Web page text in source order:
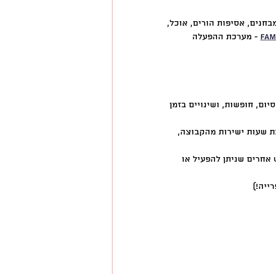
אסיפות הורים, אוכל,
- מערכת ההפעלה
חופשות, ושינויים בזמן
שעות ישירות מהקבוצה,
אחרים שניתן להפעיל או